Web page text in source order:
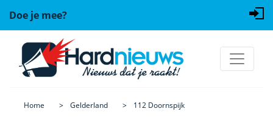
Doe je mee?
Home Gelderland
112 Doornspijk